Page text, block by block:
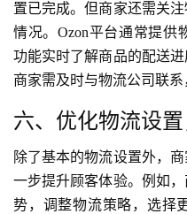
置已完成。但商家还需关
情况。Ozon平台通常提供
功能实时了解商品的配送
商家需及时与物流公司联系
六、优化物流设
除了基本的物流设置外，
一步提升顾客体验。例如
势，调整物流策略，选择